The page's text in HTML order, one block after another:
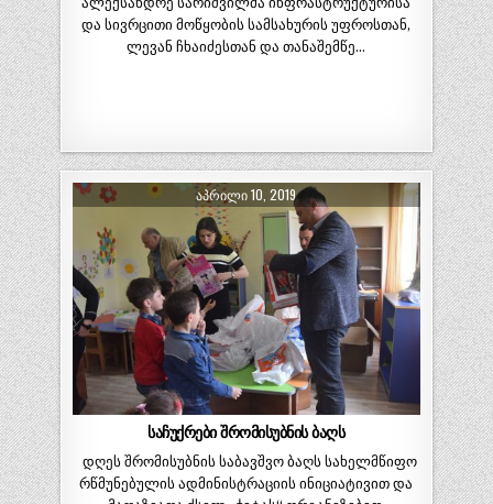
და სივრცითი მოწყობის სამსახურის უფროსთან,
ლევან ჩხაიძესთან და თანაშემწე…
ᲐᲞᲠᲘᲚᲘ 10, 2019
საჩუქრები შრომისუბნის ბაღს
დღეს შრომისუბნის საბავშვო ბაღს სახელმწიფო
რწმუნებულის ადმინისტრაციის ინიციატივით და